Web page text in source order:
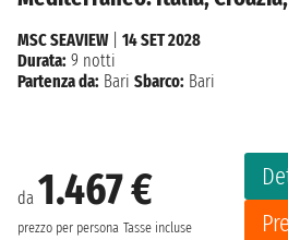
da 1.467 €
prezzo per persona Tasse incluse
MSC SEAVIEW| 14 SET 2028
Durata: 9 notti
Partenza da: Bari Sbarco: Bari